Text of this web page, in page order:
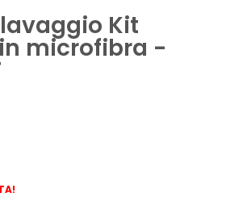
Kit
microfibra -